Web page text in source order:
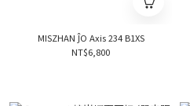
MISZHAN ĴO Axis 234 B1XS
NT$6,800